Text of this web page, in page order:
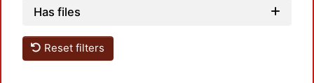
Has files
Reset filters